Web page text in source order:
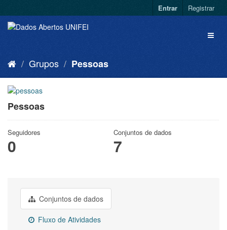
Entrar Registrar
Grupos Pessoas
Pessoas
Seguidores
0
Conjuntos de dados
7
Conjuntos de dados
Fluxo de Atividades